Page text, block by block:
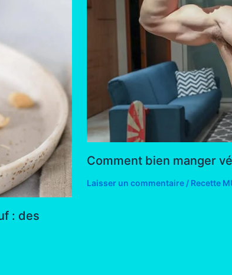
: des
Comment bien manger
Laisser un commentaire / Recette